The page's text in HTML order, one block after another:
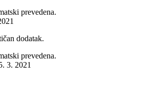
prevedena.
dodatak.
prevedena.
3. 2021